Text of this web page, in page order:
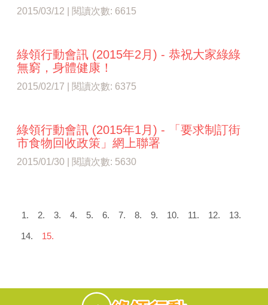
2015/03/12 | 閱讀次數: 6615
綠領行動會訊 (2015年2月) - 恭祝大家綠綠
無窮，身體健康！
2015/02/17 | 閱讀次數: 6375
綠領行動會訊 (2015年1月) - 「要求制訂街
市食物回收政策」網上聯署
2015/01/30 | 閱讀次數: 5630
1. 2. 3. 4. 5. 6. 7. 8. 9. 10. 11. 12. 13.
14. 15.